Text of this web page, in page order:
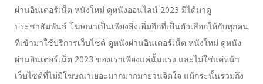
ผ่านอินเตอร์เน็ต หนังใหม่ ดูหนังออนไลน์ 2023 มิได้มาดู
ประชาสัมพันธ์ โฆษณาเป็นเพียงสิ่งเพิ่มอีกที่เป็นตัวเลือกให้กับทุกคน
ที่เข้ามาใช้บริการเว็บไซต์ ดูหนังผ่านอินเตอร์เน็ต หนังใหม่ ดูหนัง
ผ่านอินเตอร์เน็ต 2023 ของเราเพียงแค่นั้นแรง และไม่ใช่แค่หน้า
เว็บไซต์ที่ไม่มีโฆษณาเยอะมากมากมายวนจิตใจ แม้กระนั้นรวมถึง